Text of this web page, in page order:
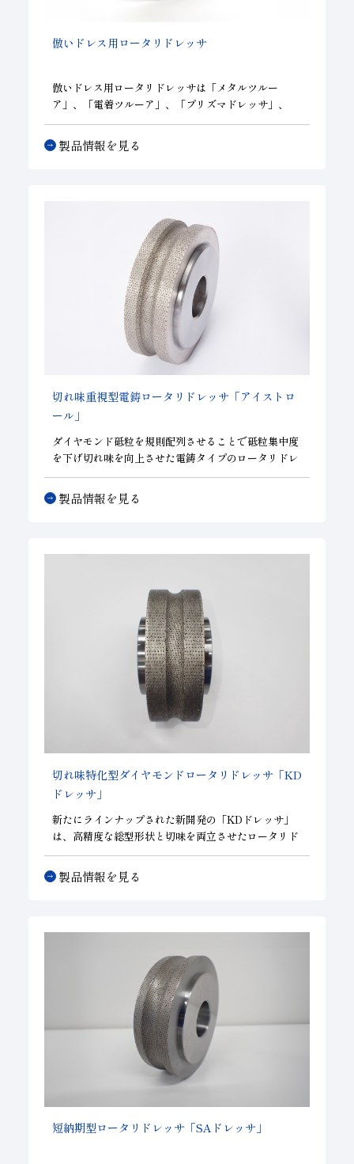
倣いドレス用ロータリドレッサ
倣いドレス用ロータリドレッサは「メタルツルー
ア」、「電着ツルーア」、「プリズマドレッサ」、
「粒石ドレッサ」の４種をラインナップしており、砥
石仕様・寸法、ドレス条件、ご要望に合わせて最適仕
様を選定します。
製品情報を見る
切れ味重視型電鋳ロータリドレッサ「アイストロ
ール」
ダイヤモンド砥粒を規則配列させることで砥粒集中度
を下げ切れ味を向上させた電鋳タイプのロータリドレ
ッサ。ニーズに応じて砥粒集中度の調節が可能。複雑
な形状が必要とされる部位の切れ味をコントロールす
ることができます。
製品情報を見る
切れ味特化型ダイヤモンドロータリドレッサ「KD
ドレッサ」
新たにラインナップされた新開発の 「KDドレッサ」
は、高精度な総型形状と切味を両立させたロータリド
レッサです。
製品情報を見る
短納期型ロータリドレッサ「SAドレッサ」